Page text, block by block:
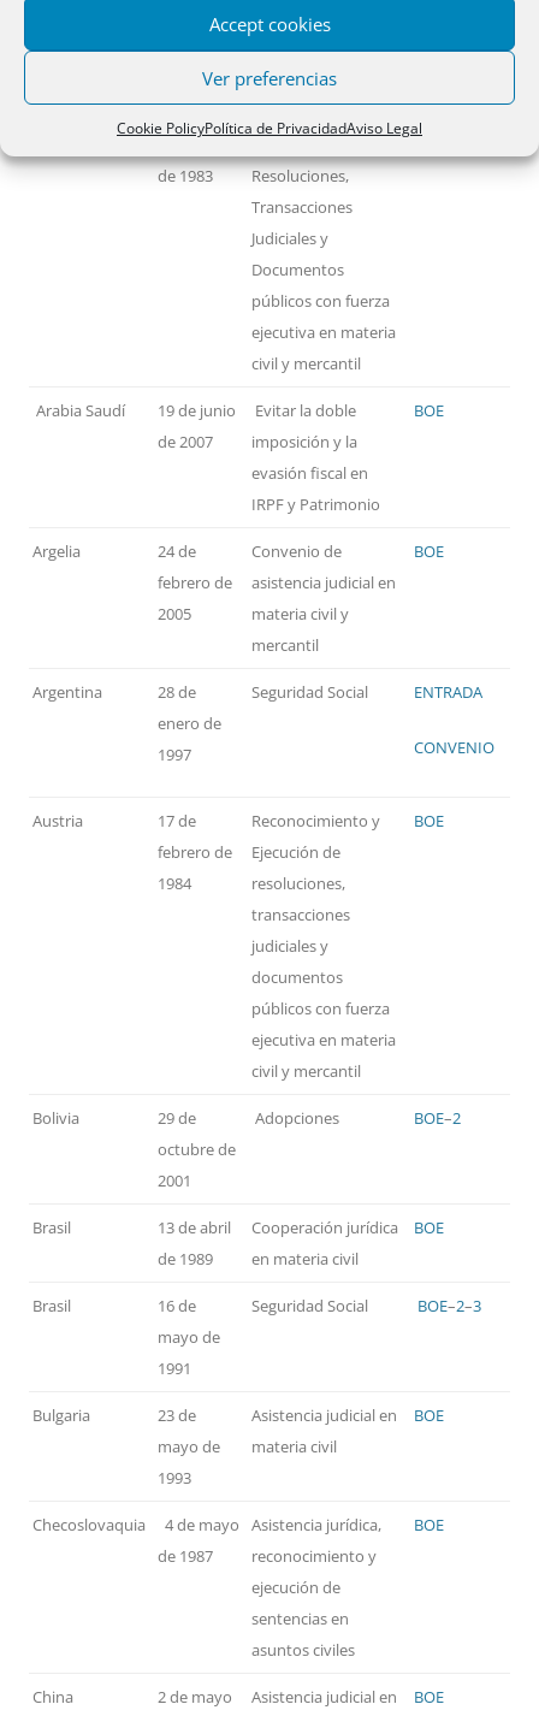
Accept cookies
Ver preferencias
Cookie PolicyPolítica de PrivacidadAviso Legal
de 1983
Resoluciones,
Transacciones
Judiciales y
Documentos
públicos con fuerza
ejecutiva en materia
civil y mercantil
Arabia Saudí
19 de junio
de 2007
Evitar la doble
imposición y la
evasión fiscal en
IRPF y Patrimonio
BOE
Argelia
24 de
febrero de
2005
Convenio de
asistencia judicial en
materia civil y
mercantil
BOE
Argentina
28 de
enero de
1997
Seguridad Social ENTRADA
CONVENIO
Austria
17 de
febrero de
1984
Reconocimiento y
Ejecución de
resoluciones,
transacciones
judiciales y
documentos
públicos con fuerza
ejecutiva en materia
civil y mercantil
BOE
Bolivia
29 de
octubre de
2001
Adopciones BOE–2
Brasil
13 de abril
de 1989
Cooperación jurídica
en materia civil
BOE
Brasil
16 de
mayo de
1991
Seguridad Social BOE–2–3
Bulgaria
23 de
mayo de
1993
Asistencia judicial en
materia civil
BOE
Checoslovaquia
4 de mayo
de 1987
Asistencia jurídica,
reconocimiento y
ejecución de
sentencias en
asuntos civiles
BOE
China
2 de mayo
Asistencia judicial en
BOE